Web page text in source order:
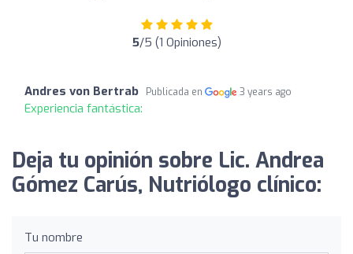
5/5 (1 Opiniones)
Andres von Bertrab Publicada en 3 years ago
Experiencia fantástica:
Deja tu opinión sobre Lic. Andrea
Gómez Carús, Nutriólogo clínico:
Tu nombre